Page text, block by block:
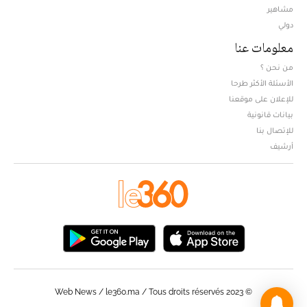
مشاهير
دولي
معلومات عنا
من نحن ؟
الأسئلة الأكثر طرحا
للإعلان على موقعنا
بيانات قانونية
للإتصال بنا
أرشيف
© Web News / le360.ma / Tous droits réservés 2023